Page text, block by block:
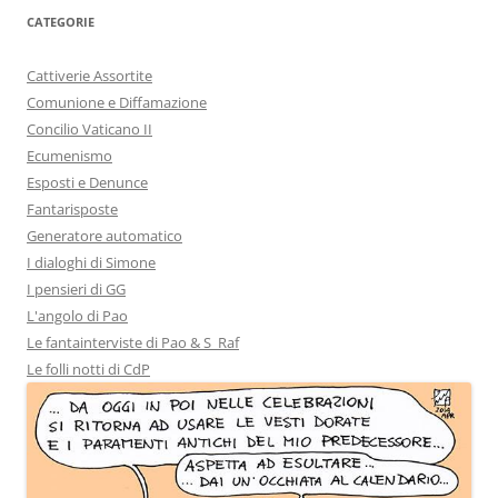
CATEGORIE
Cattiverie Assortite
Comunione e Diffamazione
Concilio Vaticano II
Ecumenismo
Esposti e Denunce
Fantarisposte
Generatore automatico
I dialoghi di Simone
I pensieri di GG
L'angolo di Pao
Le fantainterviste di Pao & S_Raf
Le folli notti di CdP